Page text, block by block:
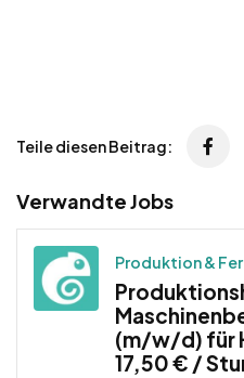
Teile diesen Beitrag:
Verwandte Jobs
Produktion &
(m/w/d) für
17,50 € /